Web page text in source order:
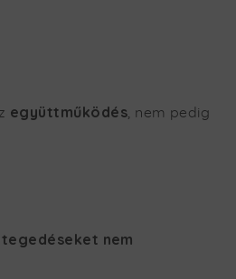
együttműködés, nem pedig
nem